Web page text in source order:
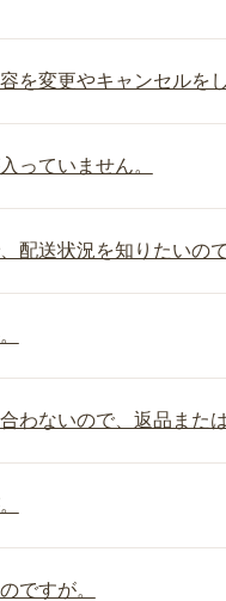
を変更やキャンセルを
っていません。
配送状況を知りたいの
わないので、返品また
ですが。